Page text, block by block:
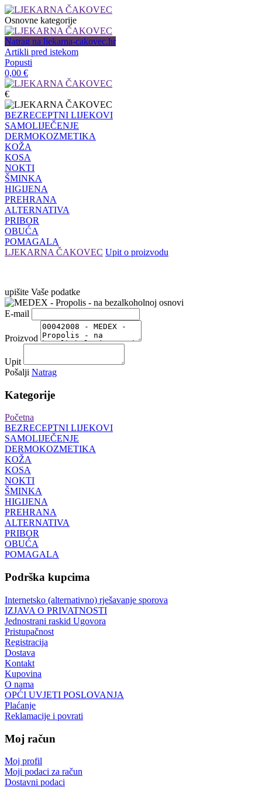
Osnovne kategorije
Natrag na ljekarna-cakovec.hr
Artikli pred istekom
Popusti
0,00 €
€
BEZRECEPTNI LIJEKOVI
SAMOLIJEČENJE
DERMOKOZMETIKA
KOŽA
KOSA
NOKTI
ŠMINKA
HIGIJENA
PREHRANA
ALTERNATIVA
PRIBOR
OBUĆA
POMAGALA
LJEKARNA ČAKOVEC Upit o proizvodu
upišite Vaše podatke
E-mail
Proizvod
Upit
Pošalji Natrag
Kategorije
Početna
BEZRECEPTNI LIJEKOVI
SAMOLIJEČENJE
DERMOKOZMETIKA
KOŽA
KOSA
NOKTI
ŠMINKA
HIGIJENA
PREHRANA
ALTERNATIVA
PRIBOR
OBUĆA
POMAGALA
Podrška kupcima
Internetsko (alternativno) rješavanje sporova
IZJAVA O PRIVATNOSTI
Jednostrani raskid Ugovora
Pristupačnost
Registracija
Dostava
Kontakt
Kupovina
O nama
OPĆI UVJETI POSLOVANJA
Plaćanje
Reklamacije i povrati
Moj račun
Moj profil
Moji podaci za račun
Dostavni podaci